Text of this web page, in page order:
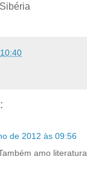
10:40
de 2012 às 09:56
amo literatura.